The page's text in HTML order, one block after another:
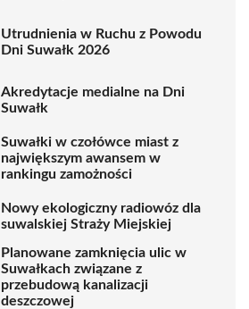
Utrudnienia w Ruchu z Powodu
Dni Suwałk 2026
Akredytacje medialne na Dni
Suwałk
Suwałki w czołówce miast z
największym awansem w
rankingu zamożności
Nowy ekologiczny radiowóz dla
suwalskiej Straży Miejskiej
Planowane zamknięcia ulic w
Suwałkach związane z
przebudową kanalizacji
deszczowej